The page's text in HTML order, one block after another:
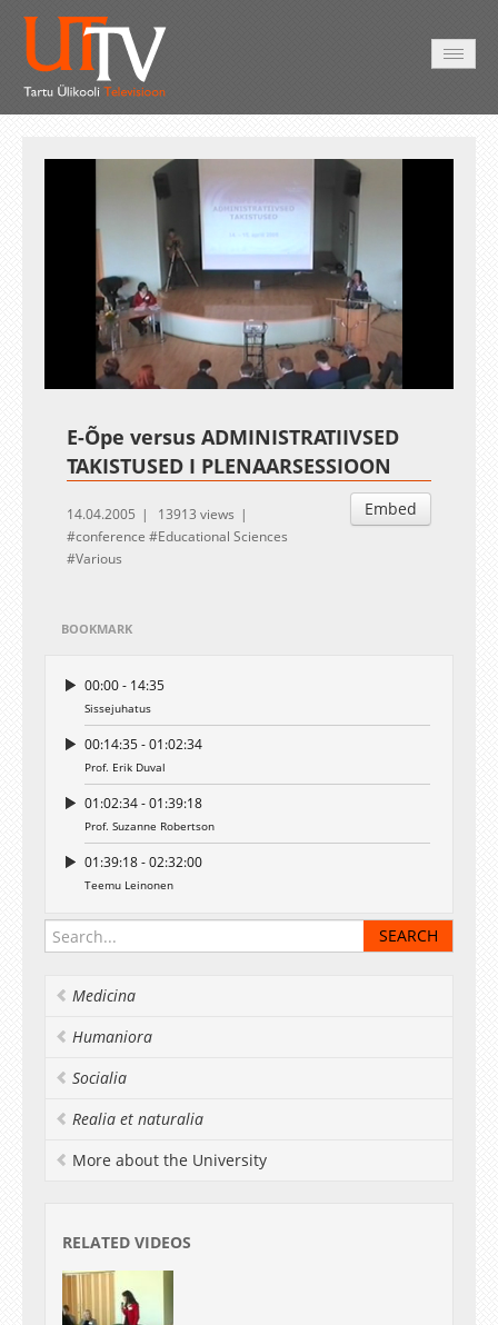
UnmuteLoaded
1.56%
Esituskiirused
Auto
E-Õpe versus ADMINISTRATIIVSED
TAKISTUSED I PLENAARSESSIOON
Embed
14.04.2005
13913 views
conference
Educational Sciences
Various
BOOKMARK
00:00 - 14:35
Sissejuhatus
00:14:35 - 01:02:34
Prof. Erik Duval
01:02:34 - 01:39:18
Prof. Suzanne Robertson
01:39:18 - 02:32:00
Teemu Leinonen
Medicina
Humaniora
Socialia
Realia et naturalia
More about the University
RELATED VIDEOS